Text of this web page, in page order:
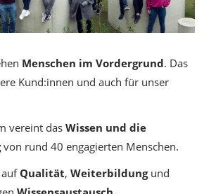
Menschen im Vordergrund. Das
Kund:innen und auch für unser
vereint das Wissen und die
von rund 40 engagierten Menschen.
Qualität, Weiterbildungund